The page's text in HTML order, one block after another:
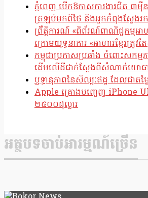
ភ្នំពេញ បើកឱកាសការងារជិត ៣
ត្រឡប់មកពីថៃ និងអ្នកកំពុងស្វែងរកក
ព្រឹត្តិការណ៍ «ពិព័រណ៍ពាណិជ្ជកម្មអា
ក្រោមយុទ្ធនាការ «អាហារខ្មែរត្រូវតែ
កម្ពុជាប្រកាសប្រឆាំង ចំពោះសកម្មភ
ដើមលើដីជាក់ស្តែងពីសំណាក់យោធ
ឫទ្ធានុភាពនៃសិល្បៈឥដ្ឋ ដែលជាតម្ល
Apple គ្រោងបញ្ចេញ iPhone
២៥០០ដុល្លារ
អត្ថបទចាប់អារម្មណ៍ច្រើន